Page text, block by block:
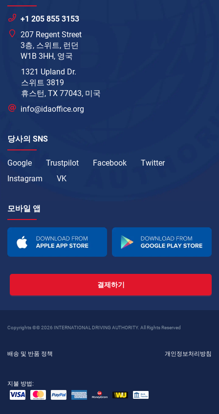
+1 205 855 3153
207 Regent Street
3층, 스위트, 런던
W1B 3HH, 영국
1321 Upland Dr.
스위트 3819
휴스턴, TX 77043, 미국
info@idaoffice.org
당사의 SNS
Google Trustpilot Facebook
Twitter
Instagram
VK
모바일 앱
결제하기
Copyrights ©© 2026 INTERNATIONAL DRIVING AUTHORITY. All Rights Reserved
배송 및 반품 정책 개인정보처리방침
지불 방법: